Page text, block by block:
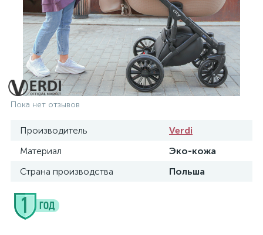
Пока нет отзывов
Производитель
Verdi
Материал
Эко-кожа
Страна производства
Польша